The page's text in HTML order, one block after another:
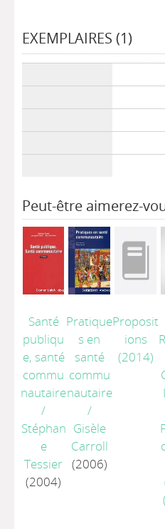
EXEMPLAIRES (1)
Peut-être aimerez-
Santé
publiqu
e, santé
commu
nautaire
/
Stéphan
e
Tessier
(2004)
Pratique
s en
santé
commu
nautaire
/
Gisèle
Carroll
(2006)
Proposit
ions
(2014)